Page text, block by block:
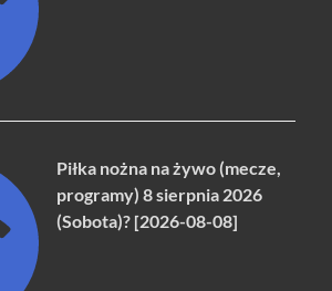
Piłka nożna na żywo (mecze,
programy) 8 sierpnia 2026
(Sobota)? [2026-08-08]